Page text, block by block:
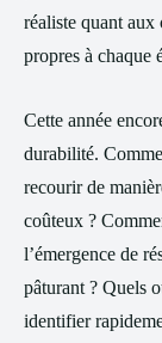
réaliste quant aux
propres à chaque
Cette année
durabilité.
recourir de
coûteux ?
l’émergence de
pâturant ? Quels
identifier